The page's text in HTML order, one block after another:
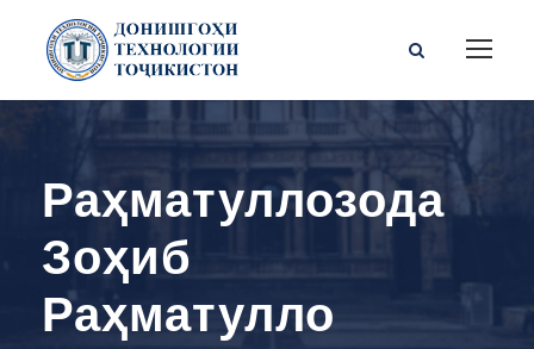
Раҳматуллозода
Зоҳиб
Раҳматулло